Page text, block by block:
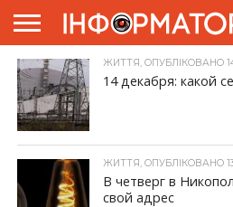
ГОЛОВНА
ЖИТТЯ
ВЛАДА
ГРОШІ
ТРЕШ
ПРЕС-
РЕЛІЗИ
РЕКЛАМА
ПРОЕКТИ
ЖИТТЯ, ОПУБЛІКОВАНО
14 декабря: какой
ЖИТТЯ, ОПУБЛІКОВАНО
В четверг в
свой адрес